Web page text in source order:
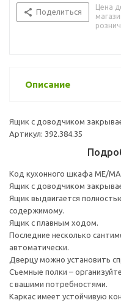
Поделиться
Цена
Описание
Ящик с доводчиком
Артикул: 392.384.35
Код кухонного шкафа ME/MA
Ящик с доводчиком
Ящик выдвигается
содержимому.
Ящик с плавным ходом.
Последние несколько
автоматически.
Дверцу можно установить
Съемные полки –
с вашими потребностями.
Каркас имеет устойчивую